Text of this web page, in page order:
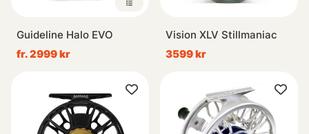
Guideline Halo EVO
fr. 2999 kr
Vision XLV Stillmaniac
3599 kr